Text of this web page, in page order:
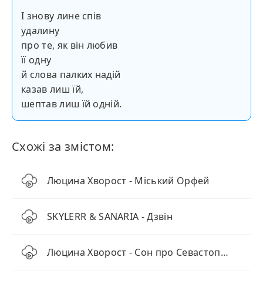
І знову лине спів
удалину
про те, як він любив
її одну
й слова палких надій
казав лиш їй,
шептав лиш їй одній.
Схожі за змістом:
Люцина Хворост - Міський Орфей
SKYLERR & SANARIA - Дзвін
Люцина Хворост - Сон про Севастополь